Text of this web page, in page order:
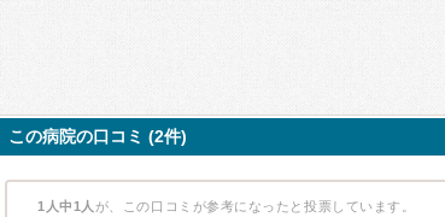
この病院の口コミ (2件)
1人中1人 が、この口コミが参考になったと投票しています。